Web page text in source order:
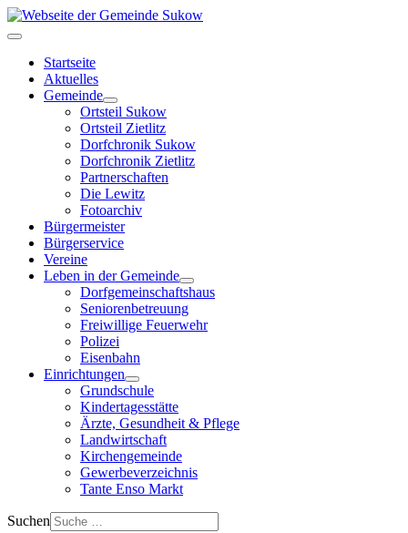
Startseite
Aktuelles
Gemeinde
Ortsteil Sukow
Ortsteil Zietlitz
Dorfchronik Sukow
Dorfchronik Zietlitz
Partnerschaften
Die Lewitz
Fotoarchiv
Bürgermeister
Bürgerservice
Vereine
Leben in der Gemeinde
Dorfgemeinschaftshaus
Seniorenbetreuung
Freiwillige Feuerwehr
Polizei
Eisenbahn
Einrichtungen
Grundschule
Kindertagesstätte
Ärzte, Gesundheit & Pflege
Landwirtschaft
Kirchengemeinde
Gewerbeverzeichnis
Tante Enso Markt
Suchen